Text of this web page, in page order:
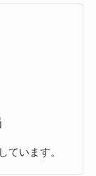
ています。